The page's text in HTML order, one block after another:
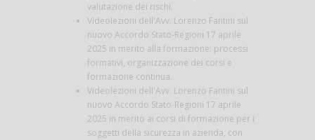
valutazione dei rischi.
Videolezioni dell'Avv. Lorenzo Fantini sul
nuovo Accordo Stato-Regioni 17 aprile
2025 in merito alla formazione: processi
formativi, organizzazione dei corsi e
formazione continua.
Videolezioni dell'Avv. Lorenzo Fantini sul
nuovo Accordo Stato-Regioni 17 aprile
2025 in merito ai corsi di formazione per i
soggetti della sicurezza in azienda, con